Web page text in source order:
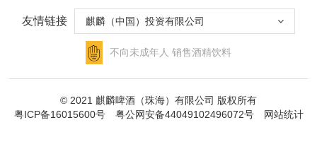
友情链接 麒麟（中国）投资有限公司
不向未成年人 销售酒精饮料
© 2021 麒麟啤酒（珠海）有限公司 版权所有
粤ICP备16015600号
粤公网安备44049102496072号 网站统计